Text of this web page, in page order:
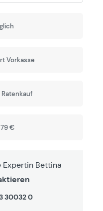
Vorkasse
€
Expertin Bettina
30032 0